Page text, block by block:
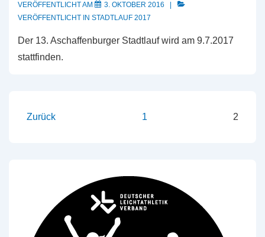
VERÖFFENTLICHT AM
3. OKTOBER 2016
VERÖFFENTLICHT IN STADTLAUF 2017
Der 13. Aschaffenburger Stadtlauf wird am 9.7.2017
stattfinden.
Seitennummerierung
Zurück 1 2